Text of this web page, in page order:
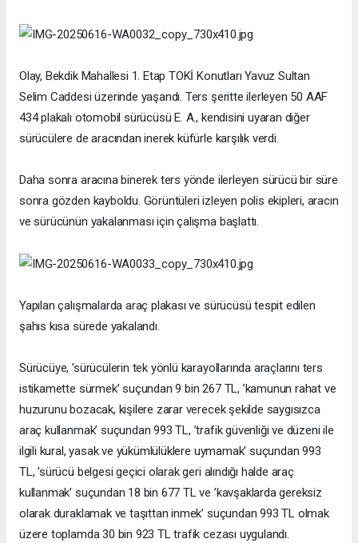
Olay, Bekdik Mahallesi 1. Etap TOKİ Konutları Yavuz Sultan
Selim Caddesi üzerinde yaşandı. Ters şeritte ilerleyen 50 AAF
434 plakalı otomobil sürücüsü E. A., kendisini uyaran diğer
sürücülere de aracından inerek küfürle karşılık verdi.
Daha sonra aracına binerek ters yönde ilerleyen sürücü bir süre
sonra gözden kayboldu. Görüntüleri izleyen polis ekipleri, aracın
ve sürücünün yakalanması için çalışma başlattı.
Yapılan çalışmalarda araç plakası ve sürücüsü tespit edilen
şahıs kısa sürede yakalandı.
Sürücüye, ’sürücülerin tek yönlü karayollarında araçlarını ters
istikamette sürmek’ suçundan 9 bin 267 TL, ’kamunun rahat ve
huzurunu bozacak, kişilere zarar verecek şekilde saygısızca
araç kullanmak’ suçundan 993 TL, ’trafik güvenliği ve düzeni ile
ilgili kural, yasak ve yükümlülüklere uymamak’ suçundan 993
TL, ’sürücü belgesi geçici olarak geri alındığı halde araç
kullanmak’ suçundan 18 bin 677 TL ve ’kavşaklarda gereksiz
olarak duraklamak ve taşıttan inmek’ suçundan 993 TL olmak
üzere toplamda 30 bin 923 TL trafik cezası uygulandı.